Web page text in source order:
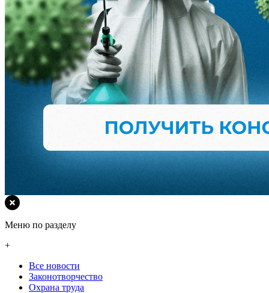
Меню по разделу
+
Все новости
Законотворчество
Охрана труда